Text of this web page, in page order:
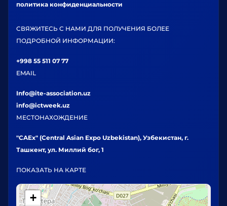
политика конфиденциальности
СВЯЖИТЕСЬ С НАМИ ДЛЯ ПОЛУЧЕНИЯ БОЛЕЕ
ПОДРОБНОЙ ИНФОРМАЦИИ:
+998 55 511 07 77
EMAIL
Info@ite-association.uz
info@ictweek.uz
МЕСТОНАХОЖДЕНИЕ
"CAEx" (Central Asian Expo Uzbekistan), Узбекистан, г.
Ташкент, ул. Миллий бог, 1
ПОКАЗАТЬ НА КАРТЕ
+